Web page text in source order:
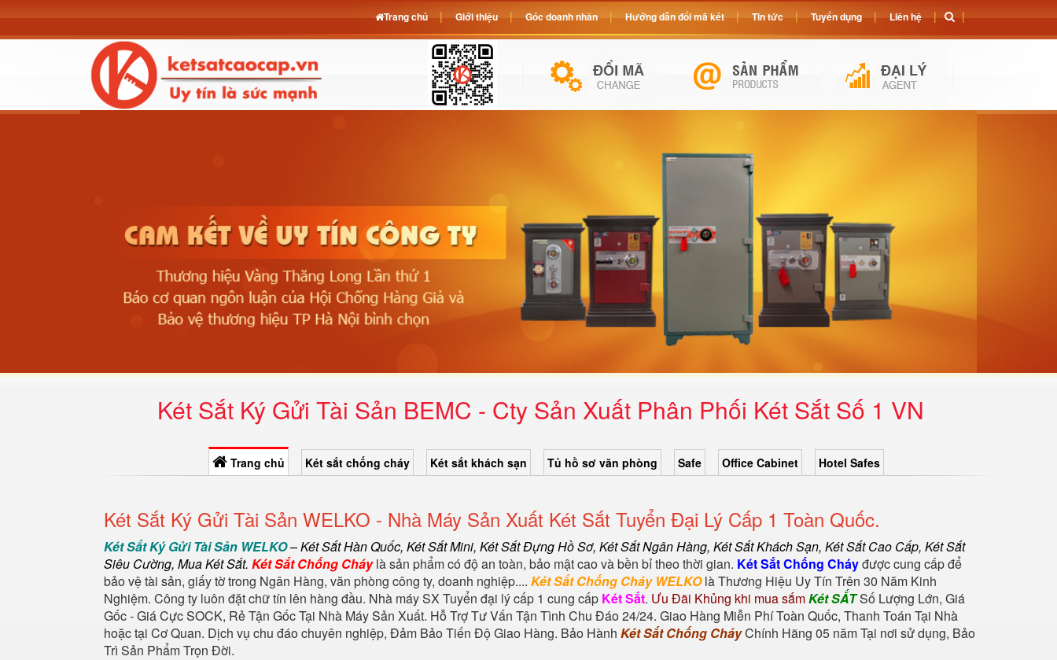
Két Sắt Ký Gửi Tài Sản BEMC - Cty Sản Xuất Phân Phối Két Sắt Số 1 VN
Trang chủ Két sắt chống cháy Két sắt khách sạn Tủ hồ sơ văn phòng Safe Office Cabinet Hotel Safes
Két Sắt Ký Gửi Tài Sản WELKO - Nhà Máy Sản Xuất Két Sắt Tuyển Đại Lý Cấp 1 Toàn Quốc.
Két Sắt Ký Gửi Tài Sản WELKO–Két Sắt Hàn Quốc, Két Sắt Mini, Két Sắt Đựng Hồ Sơ, Két Sắt Ngân Hàng, Két Sắt Khách Sạn, Két Sắt Cao Cấp, Két Sắt
Siêu Cường, Mua Két Sắt. Két Sắt Chống Cháylà sản phẩm có độ an toàn, bảo mật cao và bền bỉ theo thời gian. Két Sắt Chống Cháyđược cung cấp để
bảo vệ tài sản, giấy tờ trong Ngân Hàng, văn phòng công ty, doanh nghiệp.... Két Sắt Chống Cháy WELKOlà Thương Hiệu Uy Tín Trên 30 Năm Kinh
Nghiệm. Công ty luôn đặt chữ tín lên hàng đầu. Nhà máy SX Tuyển đại lý cấp 1 cung cấp Két Sắt. Ưu Đãi Khủng khi mua sắmKét SẮTSố Lượng Lớn, Giá
Gốc - Giá Cực SOCK, Rẻ Tận Gốc Tại Nhà Máy Sản Xuất. Hỗ Trợ Tư Vấn Tận Tình Chu Đáo 24/24. Giao Hàng Miễn Phí Toàn Quốc, Thanh Toán Tại Nhà
hoặc tại Cơ Quan. Dịch vụ chu đáo chuyên nghiệp, Đảm Bảo Tiến Độ Giao Hàng. Bảo Hành Két Sắt Chống CháyChính Hãng 05 năm Tại nơi sử dụng, Bảo
Trì Sản Phẩm Trọn Đời.
Trang chủ Giới thiệu Góc doanh nhân Hướng dẫn đổi mã két Tin tức Tuyển dụng Liên hệ